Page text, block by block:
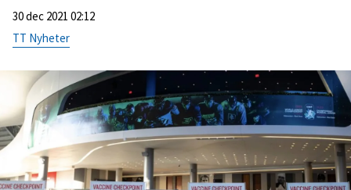
30 dec 2021 02:12
TT Nyheter